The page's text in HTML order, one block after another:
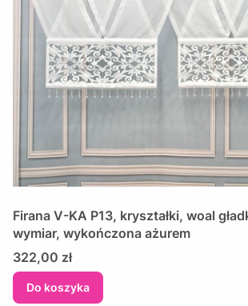
Firana V-KA P13, kryształki, woal
wymiar, wykończona ażurem
Cena
322,00 zł
Do koszyka